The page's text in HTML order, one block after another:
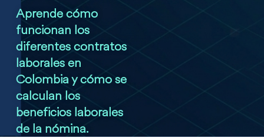
Aprende cómo
funcionan los
diferentes contratos
laborales en
Colombia y cómo se
calculan los
beneficios laborales
de la nómina.